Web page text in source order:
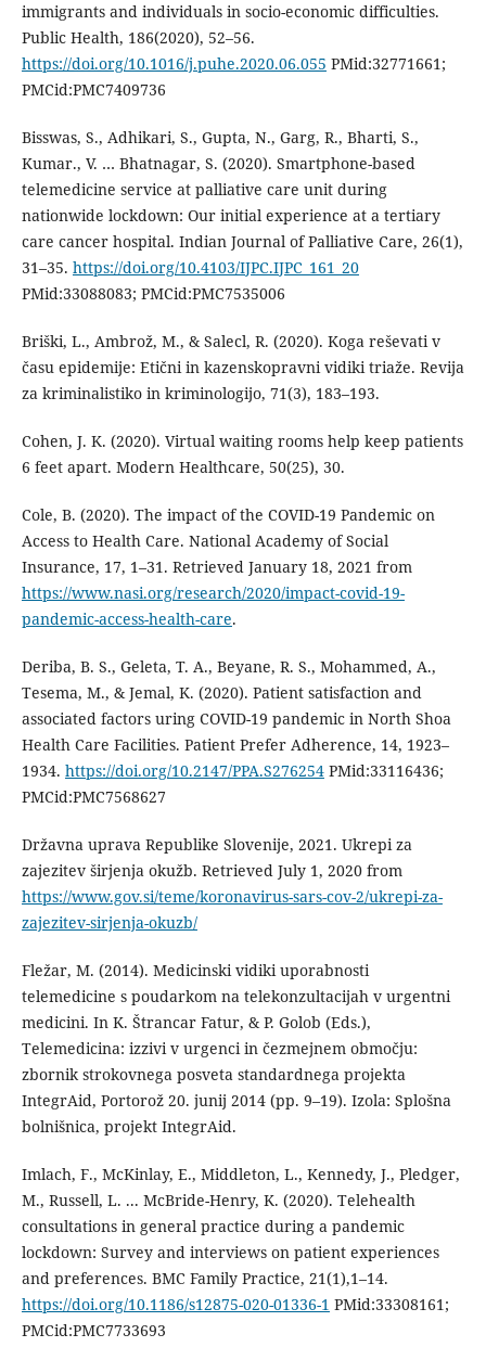
immigrants and individuals in socio-economic difficulties.
Public Health, 186(2020), 52–56.
https://doi.org/10.1016/j.puhe.2020.06.055 PMid:32771661;
PMCid:PMC7409736
Bisswas, S., Adhikari, S., Gupta, N., Garg, R., Bharti, S.,
Kumar., V. … Bhatnagar, S. (2020). Smartphone-based
telemedicine service at palliative care unit during
nationwide lockdown: Our initial experience at a tertiary
care cancer hospital. Indian Journal of Palliative Care, 26(1),
31–35. https://doi.org/10.4103/IJPC.IJPC_161_20
PMid:33088083; PMCid:PMC7535006
Briški, L., Ambrož, M., & Salecl, R. (2020). Koga reševati v
času epidemije: Etični in kazenskopravni vidiki triaže. Revija
za kriminalistiko in kriminologijo, 71(3), 183–193.
Cohen, J. K. (2020). Virtual waiting rooms help keep patients
6 feet apart. Modern Healthcare, 50(25), 30.
Cole, B. (2020). The impact of the COVID-19 Pandemic on
Access to Health Care. National Academy of Social
Insurance, 17, 1–31. Retrieved January 18, 2021 from
https://www.nasi.org/research/2020/impact-covid-19-
pandemic-access-health-care.
Deriba, B. S., Geleta, T. A., Beyane, R. S., Mohammed, A.,
Tesema, M., & Jemal, K. (2020). Patient satisfaction and
associated factors uring COVID-19 pandemic in North Shoa
Health Care Facilities. Patient Prefer Adherence, 14, 1923–
1934. https://doi.org/10.2147/PPA.S276254PMid:33116436;
PMCid:PMC7568627
Državna uprava Republike Slovenije, 2021. Ukrepi za
zajezitev širjenja okužb. Retrieved July 1, 2020 from
https://www.gov.si/teme/koronavirus-sars-cov-2/ukrepi-za-
zajezitev-sirjenja-okuzb/
Fležar, M. (2014). Medicinski vidiki uporabnosti
telemedicine s poudarkom na telekonzultacijah v urgentni
medicini. In K. Štrancar Fatur, & P. Golob (Eds.),
Telemedicina: izzivi v urgenci in čezmejnem območju:
zbornik strokovnega posveta standardnega projekta
IntegrAid, Portorož 20. junij 2014 (pp. 9–19). Izola: Splošna
bolnišnica, projekt IntegrAid.
Imlach, F., McKinlay, E., Middleton, L., Kennedy, J., Pledger,
M., Russell, L. ... McBride-Henry, K. (2020). Telehealth
consultations in general practice during a pandemic
lockdown: Survey and interviews on patient experiences
and preferences. BMC Family Practice, 21(1),1–14.
https://doi.org/10.1186/s12875-020-01336-1 PMid:33308161;
PMCid:PMC7733693